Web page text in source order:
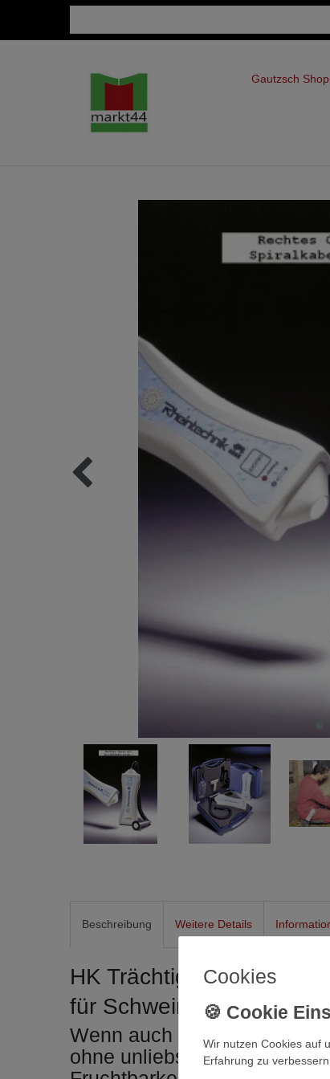
Gautzsch
Beschreibung Weitere Details
HK
für Schweine mit
Wenn auch in Ihrem Stall
ohne unliebsame
Cookies
Wir nutzen Cookies auf
Erfahrung zu